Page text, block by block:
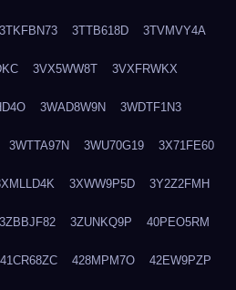
3TKFBN73 3TTB618D 3TVMVY4A
3VX5WW8T 3VXFRWKX
3WAD8W9N 3WDTF1N3
3WTTA97N 3WU70G19 3X71FE60
3XWW9P5D 3Y2Z2FMH
3ZBBJF82 3ZUNKQ9P 40PEO5RM
41CR68ZC 428MPM7O 42EW9PZP